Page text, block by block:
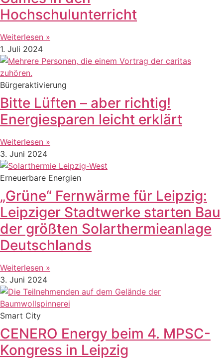
Hochschulunterricht
Weiterlesen »
1. Juli 2024
Bürgeraktivierung
Bitte Lüften – aber richtig!
Energiesparen leicht erklärt
Weiterlesen »
3. Juni 2024
Erneuerbare Energien
„Grüne“ Fernwärme für Leipzig:
Leipziger Stadtwerke starten Bau
der größten Solarthermieanlage
Deutschlands
Weiterlesen »
3. Juni 2024
Smart City
CENERO Energy beim 4. MPSC-
Kongress in Leipzig